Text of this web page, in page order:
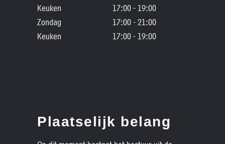
Keuken
17:00 - 19:00
Zondag
17:00 - 21:00
Keuken
17:00 - 19:00
Plaatselijk belang